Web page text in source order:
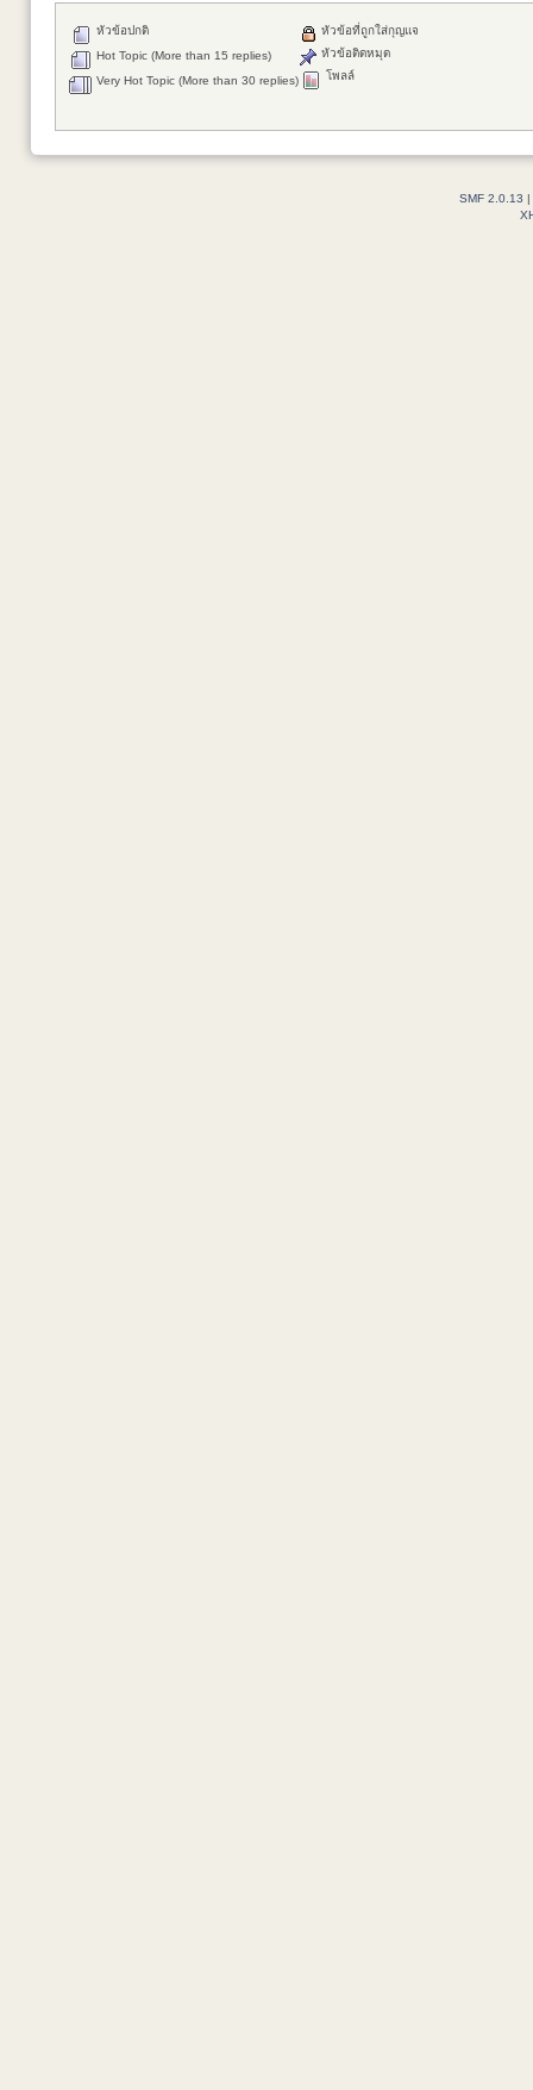
หัวข้อปกติ
Hot Topic (More than 15 replies)
Very Hot Topic (More than 30 replies)
หัวข้อที่ถูกใส่กุญแจ
หัวข้อติดหมุด
โพลล์
SMF 2.0.13 |